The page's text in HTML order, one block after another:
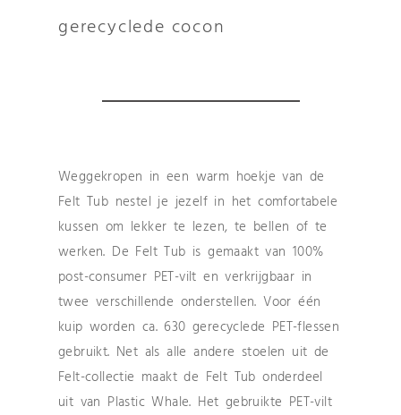
gerecyclede cocon
Weggekropen in een warm hoekje van de
Felt Tub nestel je jezelf in het comfortabele
kussen om lekker te lezen, te bellen of te
werken. De Felt Tub is gemaakt van 100%
post-consumer PET-vilt en verkrijgbaar in
twee verschillende onderstellen. Voor één
kuip worden ca. 630 gerecyclede PET-flessen
gebruikt. Net als alle andere stoelen uit de
Felt-collectie maakt de Felt Tub onderdeel
uit van Plastic Whale. Het gebruikte PET-vilt